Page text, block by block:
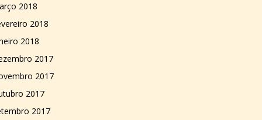
2018
2018
2018
2017
2017
2017
2017